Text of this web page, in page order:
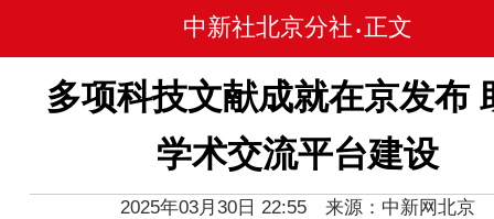
中新社北京分社 • 正文
多项科技文献成就在京发布
学术交流平台建设
2025年03月30日 22:55 来源：中新网北京